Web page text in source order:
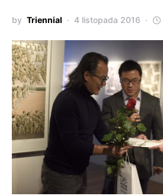
by Triennial 4 listopada 2016